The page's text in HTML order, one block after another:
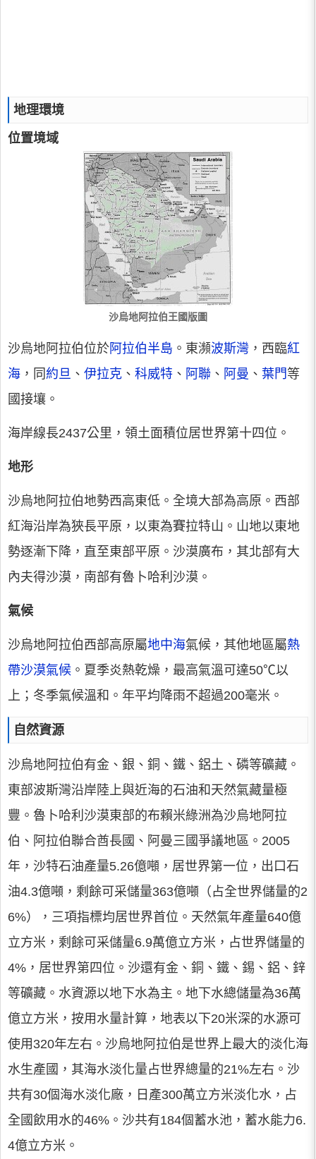
地理環境
位置境域
沙烏地阿拉伯王國版圖
沙烏地阿拉伯位於阿拉伯半島 。東瀕波斯灣 ，西臨紅
海 ，同 約旦 、 伊拉克 、 科威特 、 阿聯 、 阿曼 、 葉門 等
國接壤。
海岸線長2437公里，領土面積位居世界第十四位。
地形
沙烏地阿拉伯地勢西高東低。全境大部為高原。西部
紅海沿岸為狹長平原，以東為賽拉特山。山地以東地
勢逐漸下降，直至東部平原。沙漠廣布，其北部有大
內夫得沙漠，南部有魯卜哈利沙漠。
氣候
沙烏地阿拉伯西部高原屬地中海氣候，其他地區屬熱
帶沙漠氣候 。夏季炎熱乾燥，最高氣溫可達50℃以
上；冬季氣候溫和。年平均降雨不超過200毫米。
自然資源
沙烏地阿拉伯有金、銀、銅、鐵、鋁土、磷等礦藏。
東部波斯灣沿岸陸上與近海的石油和天然氣藏量極
豐。魯卜哈利沙漠東部的布賴米綠洲為沙烏地阿拉
伯、阿拉伯聯合酋長國、阿曼三國爭議地區。2005
年，沙特石油產量5.26億噸，居世界第一位，出口石
油4.3億噸，剩餘可采儲量363億噸（占全世界儲量的2
6%），三項指標均居世界首位。天然氣年產量640億
立方米，剩餘可采儲量6.9萬億立方米，占世界儲量的
4%，居世界第四位。沙還有金、銅、鐵、錫、鋁、鋅
等礦藏。水資源以地下水為主。地下水總儲量為36萬
億立方米，按用水量計算，地表以下20米深的水源可
使用320年左右。沙烏地阿拉伯是世界上最大的淡化海
水生產國，其海水淡化量占世界總量的21%左右。沙
共有30個海水淡化廠，日產300萬立方米淡化水，占
全國飲用水的46%。沙共有184個蓄水池，蓄水能力6.
4億立方米。